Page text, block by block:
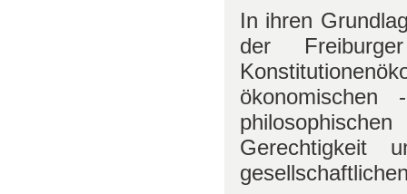
In ihren
der
Gerechtigkeit